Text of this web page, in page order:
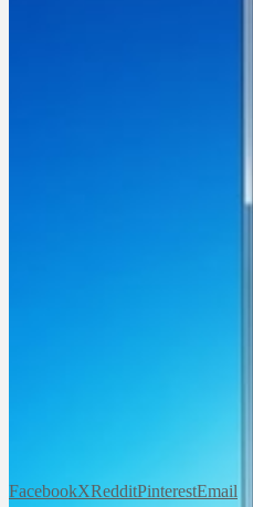
FacebookXRedditPinterestEmail